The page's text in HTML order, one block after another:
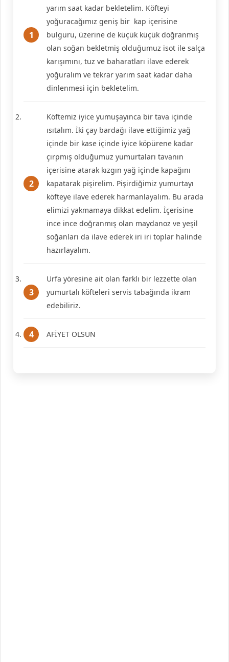
yarım saat kadar bekletelim. Köfteyi
yoğuracağımız geniş bir kap içerisine
bulguru, üzerine de küçük küçük doğranmış
olan soğan bekletmiş olduğumuz isot ile salça
karışımını, tuz ve baharatları ilave ederek
yoğuralım ve tekrar yarım saat kadar daha
dinlenmesi için bekletelim.
Köftemiz iyice yumuşayınca bir tava içinde
ısıtalım. İki çay bardağı ilave ettiğimiz yağ
içinde bir kase içinde iyice köpürene kadar
çırpmış olduğumuz yumurtaları tavanın
içerisine atarak kızgın yağ içinde kapağını
kapatarak pişirelim. Pişirdiğimiz yumurtayı
köfteye ilave ederek harmanlayalım. Bu arada
elimizi yakmamaya dikkat edelim. İçerisine
ince ince doğranmış olan maydanoz ve yeşil
soğanları da ilave ederek iri iri toplar halinde
hazırlayalım.
Urfa yöresine ait olan farklı bir lezzette olan
yumurtalı köfteleri servis tabağında ikram
edebiliriz.
AFİYET OLSUN